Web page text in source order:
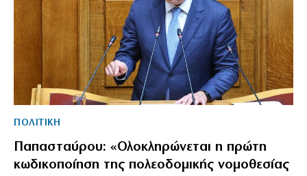
ΠΟΛΙΤΙΚΗ
Παπασταύρου: «Ολοκληρώνεται η πρώτη
κωδικοποίηση της πολεοδομικής νομοθεσίας